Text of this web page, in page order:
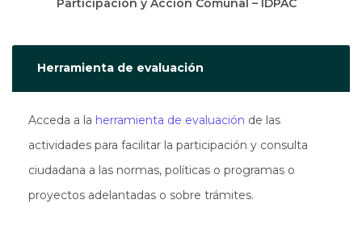
Herramienta de evaluación
Acceda a la herramienta de evaluación de las
actividades para facilitar la participación y consulta
ciudadana a las normas, políticas o programas o
proyectos adelantadas o sobre trámites.